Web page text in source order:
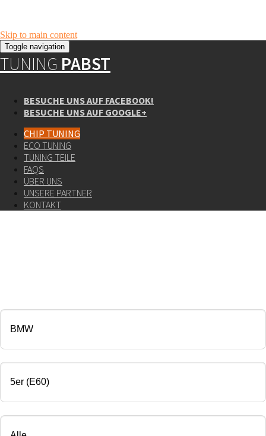
Skip to main content
Toggle navigation
TUNING PABST
BESUCHE UNS AUF FACEBOOK!
BESUCHE UNS AUF GOOGLE+
CHIP TUNING
ECO TUNING
TUNING TEILE
FAQS
ÜBER UNS
UNSERE PARTNER
KONTAKT